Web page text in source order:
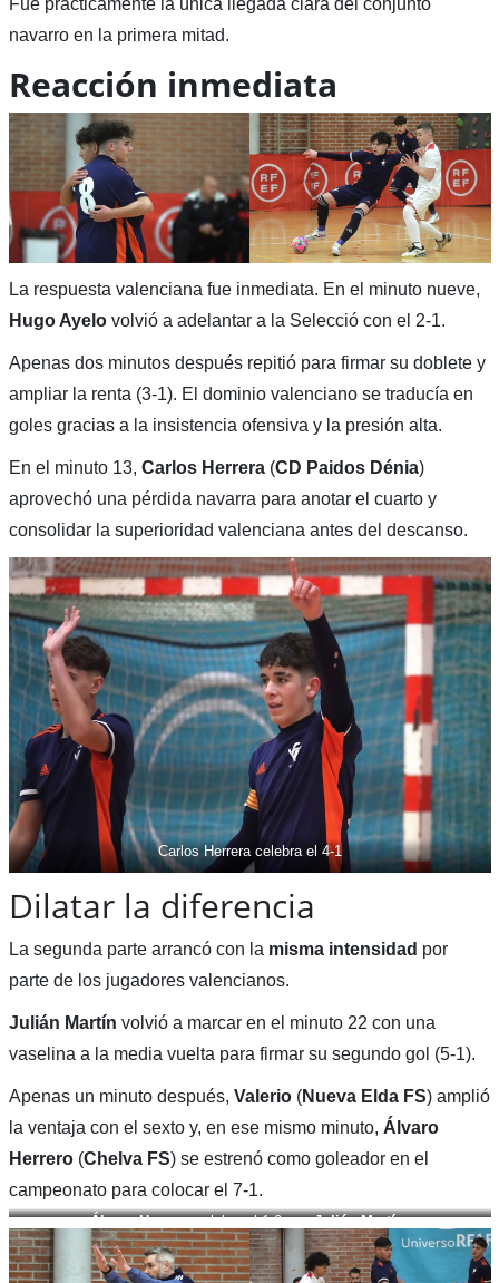
navarro en la primera mitad.
Reacción inmediata
La respuesta valenciana fue inmediata. En el minuto nueve,
Hugo Ayelovolvió a adelantar a la Selecció con el 2-1.
Apenas dos minutos después repitió para firmar su doblete y
ampliar la renta (3-1). El dominio valenciano se traducía en
goles gracias a la insistencia ofensiva y la presión alta.
En el minuto 13, Carlos Herrera(CD Paidos Dénia)
aprovechó una pérdida navarra para anotar el cuarto y
consolidar la superioridad valenciana antes del descanso.
Carlos Herrera celebra el 4-1
Dilatar la diferencia
La segunda parte arrancó con lamisma intensidad por
parte de los jugadores valencianos.
Julián Martín volvió a marcar en el minuto 22 con una
vaselina a la media vuelta para firmar su segundo gol (5-1).
Apenas un minuto después, Valerio(Nueva Elda FS) amplió
la ventaja con el sexto y, en ese mismo minuto, Álvaro
Herrero (Chelva FS) se estrenó como goleador en el
campeonato para colocar el 7-1.
Álvaro Herrerocelebra el 1-0 conJulián Martín.